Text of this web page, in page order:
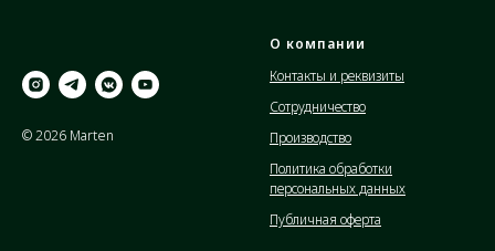
© 2026 Marten
О компании
Контакты и реквизиты
Сотрудничество
Производство
Политика обработки
персональных данных
Публичная оферта